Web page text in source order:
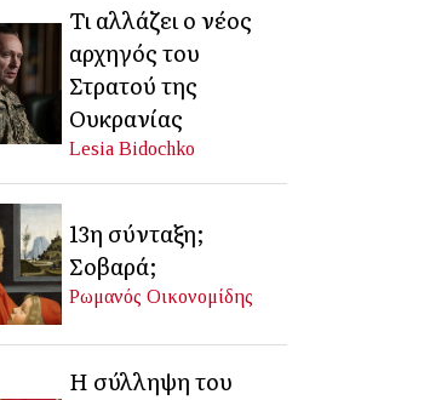
Τι αλλάζει ο νέος
αρχηγός του
Στρατού της
Ουκρανίας
Lesia Bidochko
13η σύνταξη;
Σοβαρά;
Ρωμανός Οικονομίδης
Η σύλληψη του